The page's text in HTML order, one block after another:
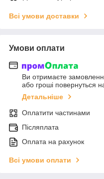
Всі умови доставки
Умови оплати
Ви отримаєте
або гроші повернуться
Детальніше
Оплатити частинами
Післяплата
Оплата на рахунок
Всі умови оплати